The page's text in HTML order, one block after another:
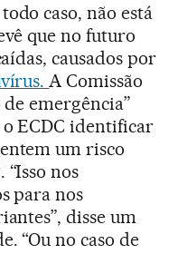
caso, não está
que no futuro
causados por
A Comissão
emergência”
ECDC identificar
um risco
nos
para nos
disse um
“Ou no caso de